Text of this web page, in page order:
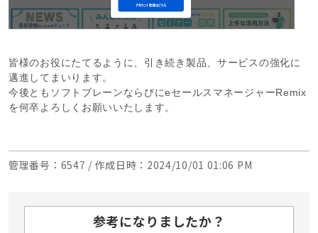
皆様のお役にたてるように、引き続き製品、サービスの強化に
邁進してまいります。
今後ともソフトブレーンならびにeセールスマネージャーRemix
を何卒よろしくお願いいたします。
管理番号 ：6547 / 作成日時 ：2024/10/01 01:06 PM
参考になりましたか？